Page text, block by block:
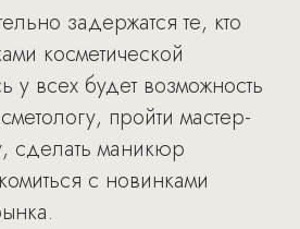
задержатся те, кто
косметической
у всех будет возможность
пройти мастер-
сделать маникюр
с новинками